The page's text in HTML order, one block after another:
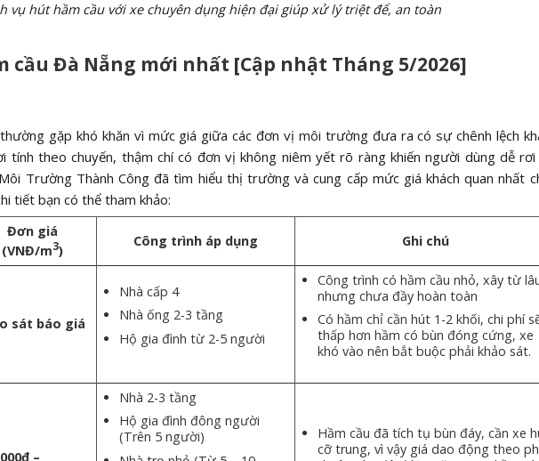
vụ hút hầm cầu với xe chuyên dụng hiện đại giúp xử lý triệt để, an toàn
cầu Đà Nẵng mới nhất [Cập nhật Tháng 5/2026]
thường gặp khó khăn vì mức giá giữa các đơn vị môi trường đưa ra có sự chênh lệch
tính theo chuyến, thậm chí có đơn vị không niêm yết rõ ràng khiến người dùng dễ
Trường Thành Công đã tìm hiểu thị trường và cung cấp mức giá khách quan nhất
tiết bạn có thể tham khảo:
Đơn giá
(VNĐ/m3)
Công trình áp dụng Ghi chú
sát báo giá
Nhà cấp 4
Nhà ống 2-3 tầng
Hộ gia đình từ 2-5 người
Công trình có hầm cầu nhỏ, xây từ
nhưng chưa đầy hoàn toàn
Có hầm chỉ cần hút 1-2 khối, chi phí
thấp hơn hầm có bùn đóng cứng, xe
khó vào nên bắt buộc phải khảo sát.
–
Nhà 2-3 tầng
Hộ gia đình đông người
(Trên 5 người)
Hầm cầu đã tích tụ bùn đáy, cần xe
cỡ trung, vì vậy giá dao động theo